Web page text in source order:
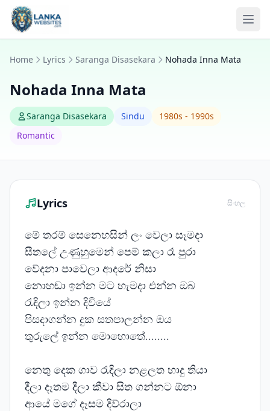
Skip to content
Home Lyrics Saranga Disasekara Nohada Inna Mata
Nohada Inna Mata
Saranga Disasekara Sindu
1980s - 1990s
Romantic
Lyrics සිංහල
මේ තරම් සෙනෙහසින් ලං වෙලා සෑමදා
සීතලේ උණුහුමෙන් පෙම් කලා රෑ පුරා
වේදනා පාවෙලා ආදරේ නිසා
නොහඬා ඉන්න මට හැමදා එන්න ඔබ
රැඳිලා ඉන්න දිවියේ
පිසදාගන්න දුක සතපාලන්න ඔය
තුරුලේ ඉන්න මොහොතේ........
නෙතු දෙක ගාව රැඳිලා නළලත හාදු තියා
දීලා දෑතම දීලා කීවා සිත ගන්නට ඕනා
ආයේ මගේ දෑසම දිව්රාලා